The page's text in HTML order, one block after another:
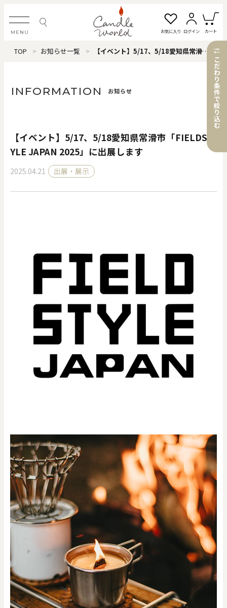
MENU お気に入り ログイン カート
ログイン・新規会員登録
すべてのアイテム
カテゴリから探す
～
色で探す
TOP お知らせ一覧 【イベント】5/17、5/18愛知県常滑市「FIELDSTYLE JAPAN 2025」に出展します
INFORMATION お知らせ
【イベント】5/17、5/18愛知県常滑市「FIELDST
YLE JAPAN 2025」に出展します
2025.04.21 出展・展示
こ
だ
わ
り
条
件
で
絞
り
込
む